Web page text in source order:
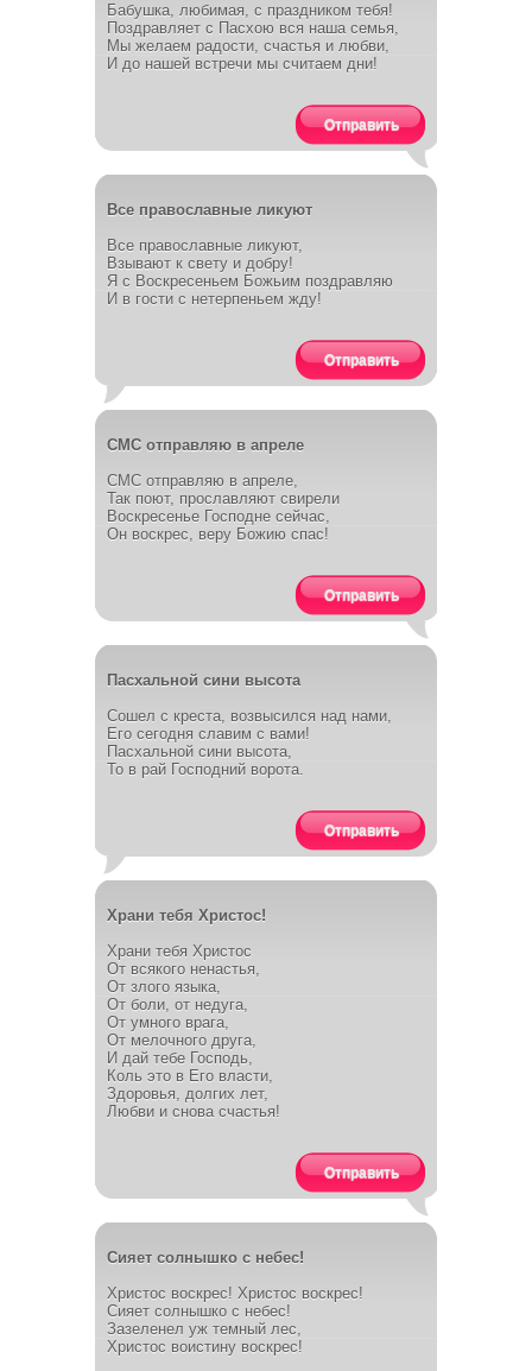
Бабушка, любимая, с праздником тебя!
Поздравляет с Пасхою вся наша семья,
Мы желаем радости, счастья и любви,
И до нашей встречи мы считаем дни!
Отправить
Все православные ликуют
Все православные ликуют,
Взывают к свету и добру!
Я с Воскресеньем Божьим поздравляю
И в гости с нетерпеньем жду!
Отправить
СМС отправляю в апреле
СМС отправляю в апреле,
Так поют, прославляют свирели
Воскресенье Господне сейчас,
Он воскрес, веру Божию спас!
Отправить
Пасхальной сини высота
Сошел с креста, возвысился над нами,
Его сегодня славим с вами!
Пасхальной сини высота,
То в рай Господний ворота.
Отправить
Храни тебя Христос!
Храни тебя Христос
От всякого ненастья,
От злого языка,
От боли, от недуга,
От умного врага,
От мелочного друга,
И дай тебе Господь,
Коль это в Его власти,
Здоровья, долгих лет,
Любви и снова счастья!
Отправить
Сияет солнышко с небес!
Христос воскрес! Христос воскрес!
Сияет солнышко с небес!
Зазеленел уж темный лес,
Христос воистину воскрес!